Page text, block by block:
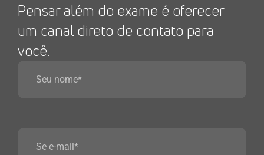
Pensar além do exame é oferecer
um canal direto de contato para
você.